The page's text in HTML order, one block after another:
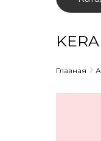
Главная